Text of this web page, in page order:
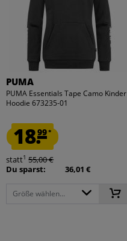
PUMA
PUMA Essentials Tape Camo Kinder
Hoodie 673235-01
18.99*
statt1 55,00 €
Du sparst:
36,01 €
Größe wählen...